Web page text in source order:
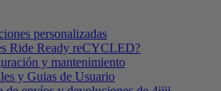
personalizadas
Ride Ready reCYCLED?
y mantenimiento
y Guias de Usuario